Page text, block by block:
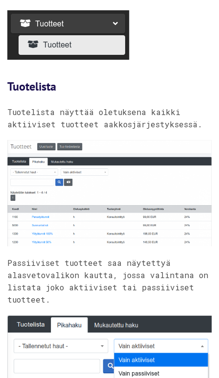
Tuotelista
Tuotelista näyttää oletuksena kaikki
aktiiviset tuotteet aakkosjärjestyksessä.
Passiiviset tuotteet saa näytettyä
alasvetovalikon kautta, jossa valintana on
listata joko aktiiviset tai passiiviset
tuotteet.